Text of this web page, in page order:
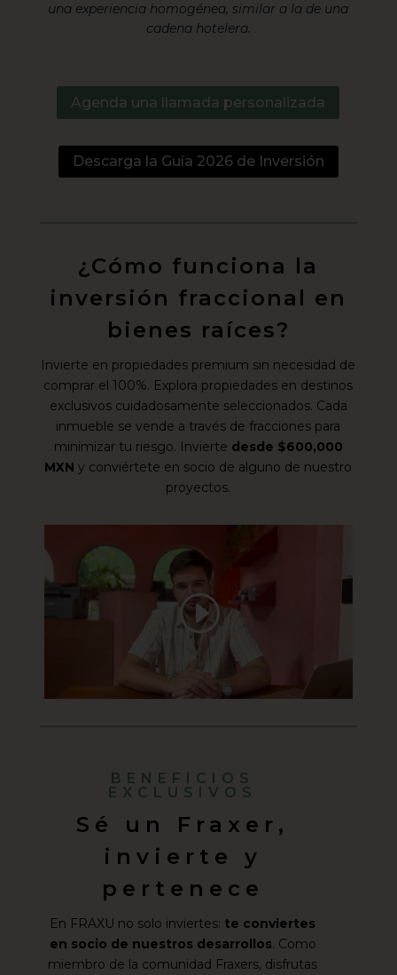
una experiencia homogénea, similar a la de una
cadena hotelera.
Agenda una llamada personalizada
Descarga la Guía 2026 de Inversión
¿Cómo funciona la
inversión fraccional en
bienes raíces?
Invierte en propiedades premium sin necesidad de
comprar el 100%. Explora propiedades en destinos
exclusivos cuidadosamente seleccionados. Cada
inmueble se vende a través de fracciones para
minimizar tu riesgo. Invierte desde $600,000
MXN y conviértete en socio de alguno de nuestro
proyectos.
BENEFICIOS
EXCLUSIVOS
Sé un Fraxer,
invierte y
pertenece
En FRAXU no solo inviertes: te conviertes
en socio de nuestros desarrollos. Como
miembro de la comunidad Fraxers, disfrutas